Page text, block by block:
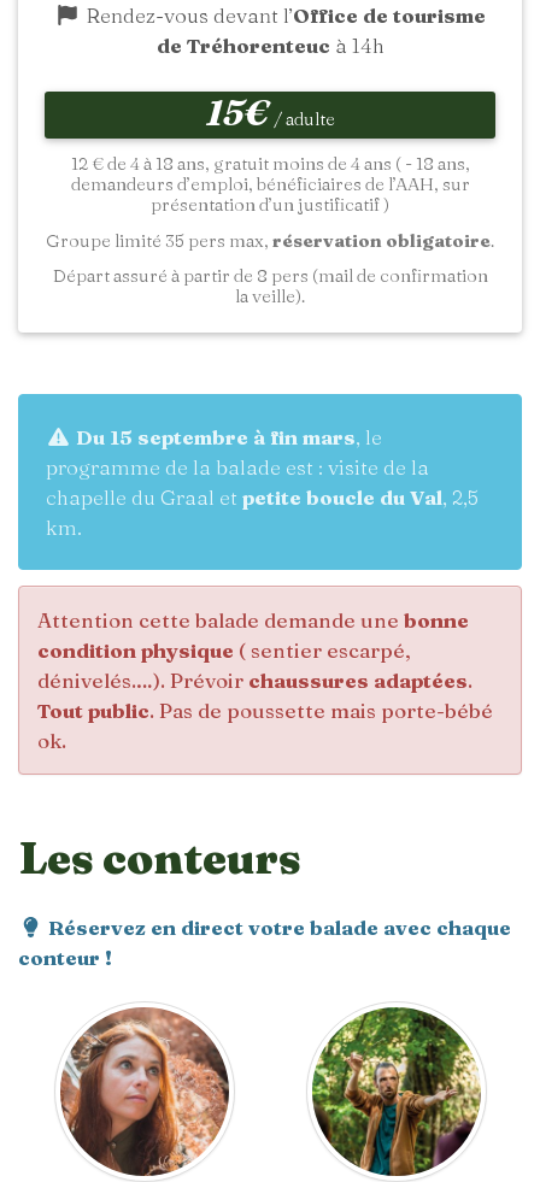
Rendez-vous devant l’Office de tourisme
de Tréhorenteuc à 14h
15€ / adulte
12 € de 4 à 18 ans, gratuit moins de 4 ans ( - 18 ans,
demandeurs d’emploi, bénéficiaires de l’AAH, sur
présentation d’un justificatif )
Groupe limité 35 pers max, réservation obligatoire.
Départ assuré à partir de 8 pers (mail de confirmation
la veille).
Du 15 septembre à fin mars, le
programme de la balade est : visite de la
chapelle du Graal et petite boucle du Val, 2,5
km.
Attention cette balade demande une bonne
condition physique ( sentier escarpé,
dénivelés.…). Prévoir chaussures adaptées.
Tout public. Pas de poussette mais porte-bébé
ok.
Les conteurs
Réservez en direct votre balade avec chaque
conteur !